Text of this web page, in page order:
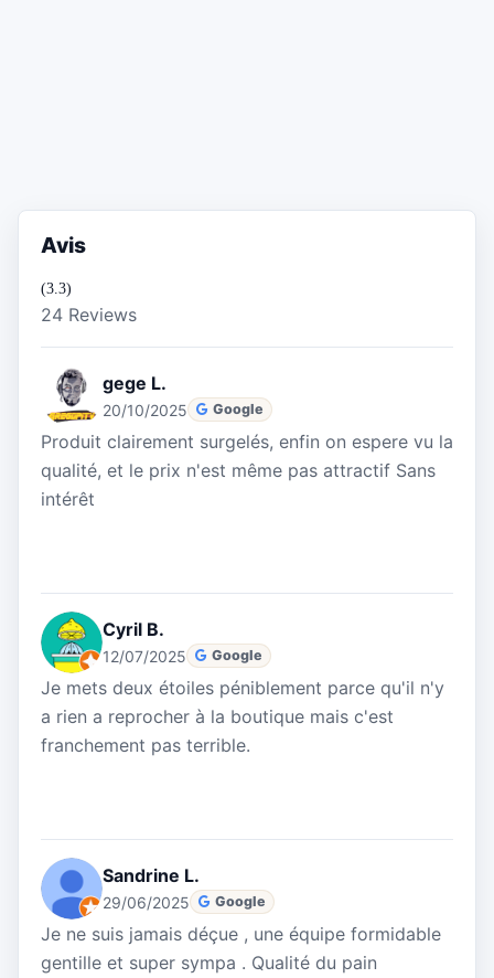
Avis
(3.3)
24 Reviews
gege L.
20/10/2025 Google
Produit clairement surgelés, enfin on espere vu la
qualité, et le prix n'est même pas attractif Sans
intérêt
Cyril B.
12/07/2025 Google
Je mets deux étoiles péniblement parce qu'il n'y
a rien a reprocher à la boutique mais c'est
franchement pas terrible.
Sandrine L.
29/06/2025 Google
Je ne suis jamais déçue , une équipe formidable
gentille et super sympa . Qualité du pain